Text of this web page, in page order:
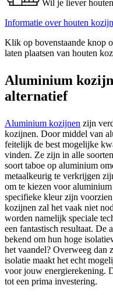
Wil je liever
Informatie over houten
Klik op bovenstaande knop
laten plaatsen van houten
Aluminium
alternatief
Aluminium kozijnen zijn
kozijnen. Door middel van
feitelijk de best mogelijke
vinden. Ze zijn in alle
soort taboe op aluminium
metaalkeurig te verkrijgen
om te kiezen voor
specifieke kleur zijn
kozijnen zal het vaak niet
worden namelijk speciale
een fantastisch resultaat. De
bekend om hun hoge
het vaandel? Overweeg dan
isolatie maakt het echt
voor jouw energierekening.
tot een prima investering.